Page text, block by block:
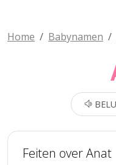
Home Babynamen
Feiten over Anat